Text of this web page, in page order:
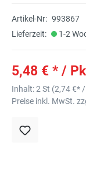
Artikel-Nr: 993867
Lieferzeit:
1-2
5,48 € * /
Inhalt:2 St (2,74 €* /
Preise inkl. MwSt.